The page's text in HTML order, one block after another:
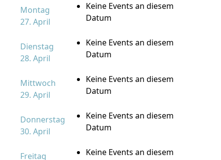
Montag
27. April
Keine Events an diesem
Datum
Dienstag
28. April
Keine Events an diesem
Datum
Mittwoch
29. April
Keine Events an diesem
Datum
Donnerstag
30. April
Keine Events an diesem
Datum
Freitag
Keine Events an diesem